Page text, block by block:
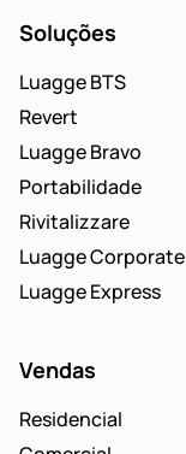
Soluções
Luagge BTS
Revert
Luagge Bravo
Portabilidade
Rivitalizzare
Luagge Corporate
Luagge Express
Vendas
Residencial